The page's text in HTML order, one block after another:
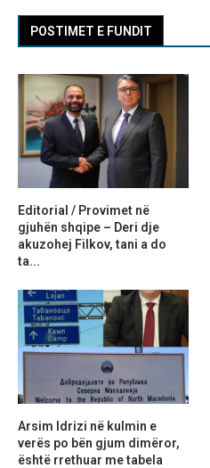
POSTIMET E FUNDIT
Editorial / Provimet në
gjuhën shqipe – Deri dje
akuzohej Filkov, tani a do
ta...
Arsim Idrizi në kulmin e
verës po bën gjum dimëror,
është rrethuar me tabela